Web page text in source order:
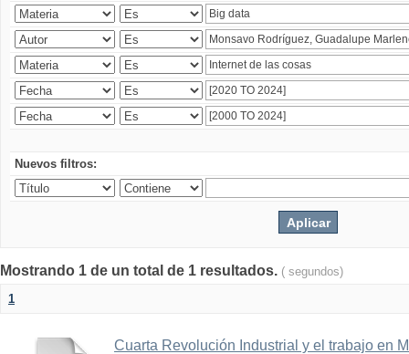
Nuevos filtros:
Mostrando 1 de un total de 1 resultados. ( segundos)
1
Cuarta Revolución Industrial y el trabajo en